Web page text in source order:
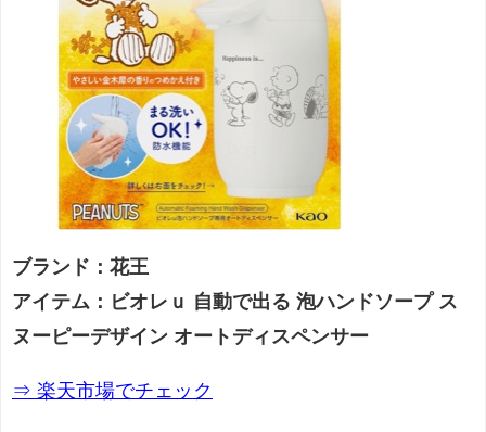
ブランド：花王
アイテム：ビオレｕ 自動で出る 泡ハンドソープ ス
ヌーピーデザイン オートディスペンサー
⇒ 楽天市場でチェック